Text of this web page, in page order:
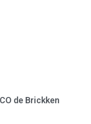
de Brickken